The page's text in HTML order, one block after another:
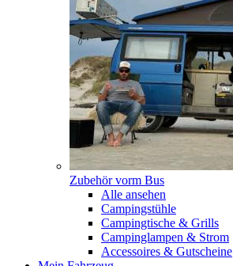
Zubehör vorm Bus
Alle ansehen
Campingstühle
Campingtische & Grills
Campinglampen & Strom
Accessoires & Gutscheine